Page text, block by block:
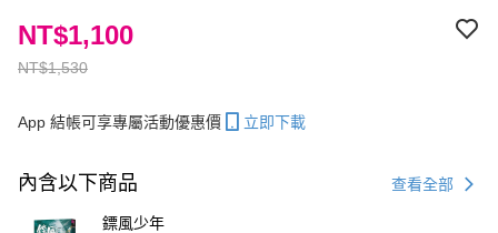
NT$1,530
NT$1,100
App 結帳可享專屬活動優惠價 立即下載
內含以下商品 查看全部
鏢風少年